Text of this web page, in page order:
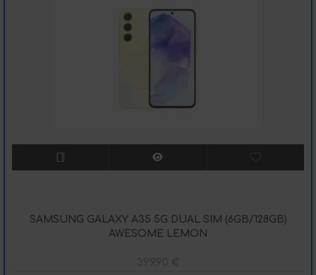
SAMSUNG GALAXY A35 5G DUAL SIM (6GB/128GB)
AWESOME LEMON
399,90 €